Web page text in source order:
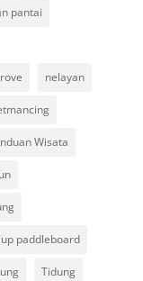
pantai
nelayan
Wisata
paddleboard
Tidung